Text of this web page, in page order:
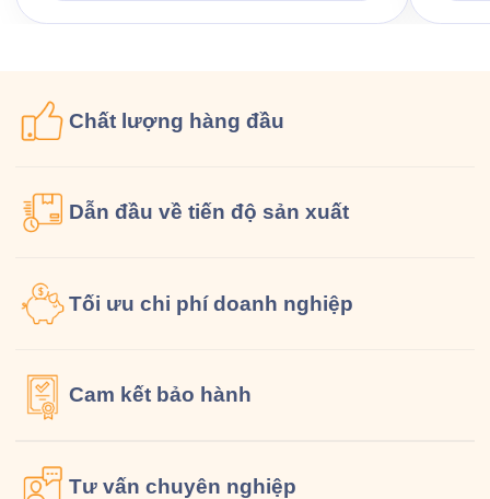
Chất lượng hàng đầu
Dẫn đầu về tiến độ sản xuất
Tối ưu chi phí doanh nghiệp
Cam kết bảo hành
Tư vấn chuyên nghiệp